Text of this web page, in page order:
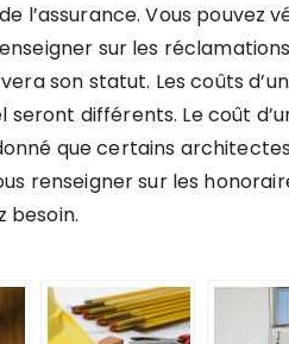
l’assurance. Vous pouvez
sur les
son statut. Les coûts
différents. Le coût
que certains
renseigner sur les
besoin.